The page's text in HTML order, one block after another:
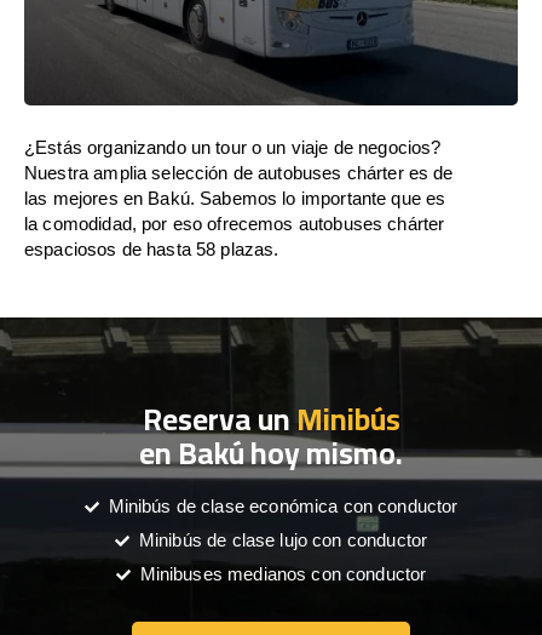
¿Estás organizando un tour o un viaje de negocios?
Nuestra amplia selección de autobuses chárter es de
las mejores en Bakú. Sabemos lo importante que es
la comodidad, por eso ofrecemos autobuses chárter
espaciosos de hasta 58 plazas.
Reserva unMinibús
en Bakú hoy mismo.
Minibús de clase económica con conductor
Minibús de clase lujo con conductor
Minibuses medianos con conductor